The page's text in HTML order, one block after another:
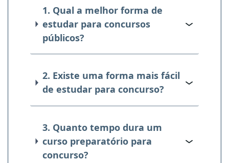
1. Qual a melhor forma de
estudar para concursos
públicos?
2. Existe uma forma mais fácil
de estudar para concurso?
3. Quanto tempo dura um
curso preparatório para
concurso?